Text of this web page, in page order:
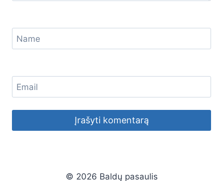
Name
Email
© 2026 Baldų pasaulis